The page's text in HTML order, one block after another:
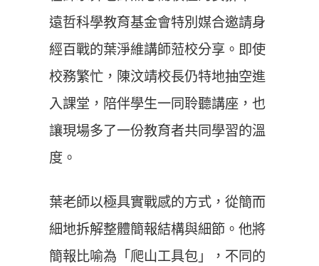
遠哲科學教育基金會特別媒合邀請身
經百戰的葉淨維講師蒞校分享。即使
校務繁忙，陳汶靖校長仍特地抽空進
入課堂，陪伴學生一同聆聽講座，也
讓現場多了一份教育者共同學習的溫
度。
葉老師以極具實戰感的方式，從簡而
細地拆解整體簡報結構與細節。他將
簡報比喻為「爬山工具包」，不同的